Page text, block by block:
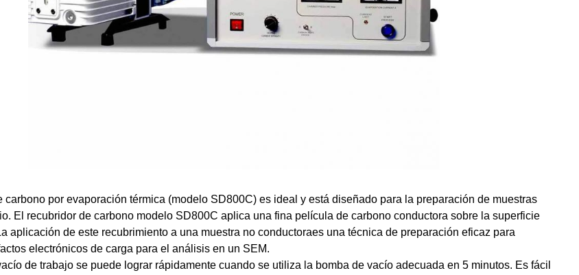
carbono por evaporación térmica (modelo SD800C) es ideal y está diseñado para la preparación de muestras
El recubridor de carbono modelo SD800C aplica una fina película de carbono conductora sobre la superficie
aplicación de este recubrimiento a una muestra no conductoraes una técnica de preparación eficaz para
electrónicos de carga para el análisis en un SEM.
de trabajo se puede lograr rápidamente cuando se utiliza la bomba de vacío adecuada en 5 minutos. Es fácil